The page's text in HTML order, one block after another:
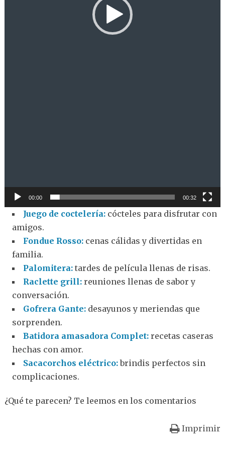
00:00 00:32
Juego de coctelería: cócteles para disfrutar con
amigos.
Fondue Rosso: cenas cálidas y divertidas en
familia.
Palomitera: tardes de película llenas de risas.
Raclette grill:reuniones llenas de sabor y
conversación.
Gofrera Gante:desayunos y meriendas que
sorprenden.
Batidora amasadora Complet:recetas caseras
hechas con amor.
Sacacorchos eléctrico:brindis perfectos sin
complicaciones.
¿Qué te parecen? Te leemos en los comentarios
Imprimir